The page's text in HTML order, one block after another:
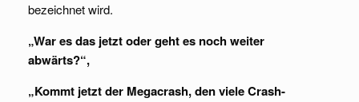
bezeichnet wird.
„War es das jetzt oder geht es noch weiter
abwärts?“,
„Kommt jetzt der Megacrash, den viele Crash-